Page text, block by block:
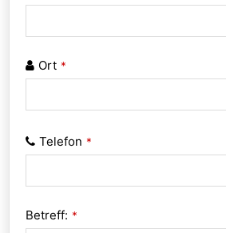
Ort *
Telefon *
Betreff: *